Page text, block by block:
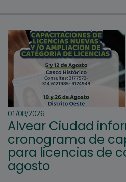
01/08/2026
Alvear Ciudad
cronograma de
para licencias de
agosto